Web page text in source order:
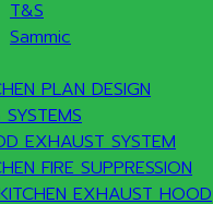
T&S
Sammic
PLAN DESIGN
EXHAUST SYSTEM
FIRE SUPPRESSION
EXHAUST HOOD